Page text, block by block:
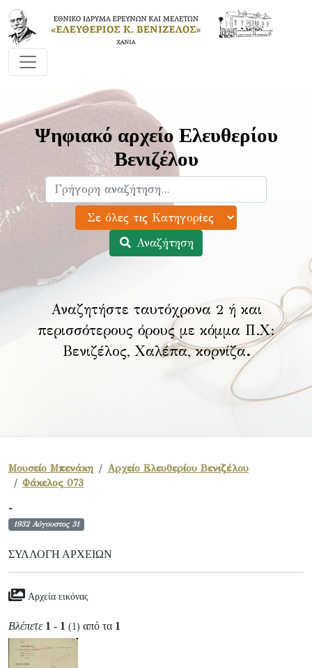
Ψηφιακό αρχείο Ελευθερίου
Βενιζέλου
Αναζήτηση
Αναζητήστε ταυτόχρονα 2 ή και
περισσότερους όρους με κόμμα Π.Χ:
Βενιζέλος, Χαλέπα, κορνίζα.
Μουσείο Μπενάκη
Αρχείο Ελευθερίου Βενιζέλου
Φάκελος 073
-
1932 Αύγουστος 31
ΣΥΛΛΟΓΉ ΑΡΧΕΊΩΝ
Αρχεία εικόνας
Βλέπετε 1 - 1 (1) από τα 1